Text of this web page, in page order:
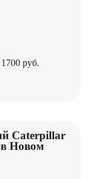
руб.
Caterpillar
в Новом